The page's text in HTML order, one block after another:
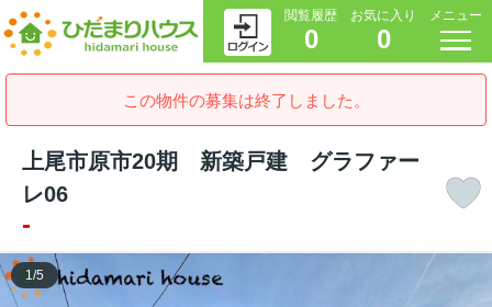
閲覧履歴
0
お気に入り
0
メニュー
この物件の募集は終了しました。
上尾市原市20期 新築戸建 グラファー
レ06
-
1/5